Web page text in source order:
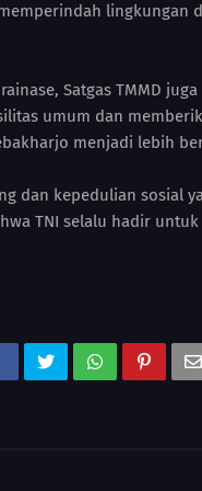
lingkungan
Satgas TMMD
umum dan
menjadi lebih
dan kepedulian sosial
TNI selalu hadir